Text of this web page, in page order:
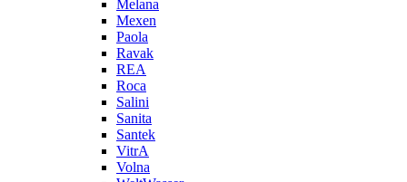
Melana
Mexen
Paola
Ravak
REA
Roca
Salini
Sanita
Santek
VitrA
Volna